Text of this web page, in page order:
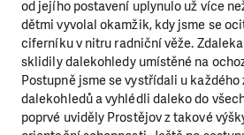
od jejího postavení uplynulo už více
dětmi vyvolal okamžik, kdy jsme se
ciferníku v nitru radniční věže.
sklidily dalekohledy umístěné na
Postupně jsme se vystřídali u
dalekohledů a vyhlédli daleko do
poprvé uviděly Prostějov z takové